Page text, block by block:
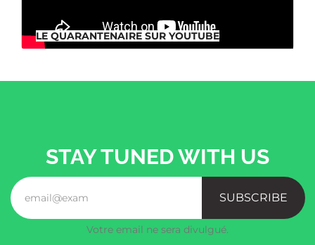
LE QUARANTENAIRE SUR YOUTUBE
STAY TUNED WITH US
SUBSCRIBE
Votre email ne sera divulgué.